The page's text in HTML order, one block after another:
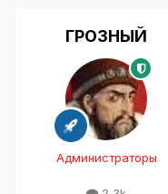
ГРОЗНЫЙ
Администраторы